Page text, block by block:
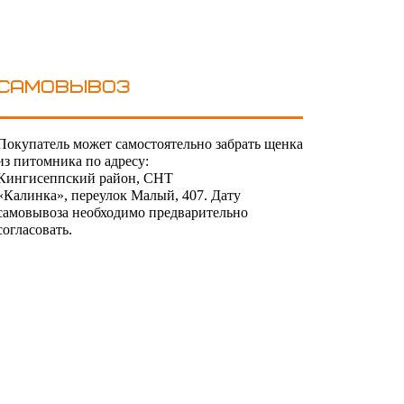
может самостоятельно забрать щенка
питомника по адресу:
район, СНТ
переулок Малый, 407. Дату
необходимо предварительно